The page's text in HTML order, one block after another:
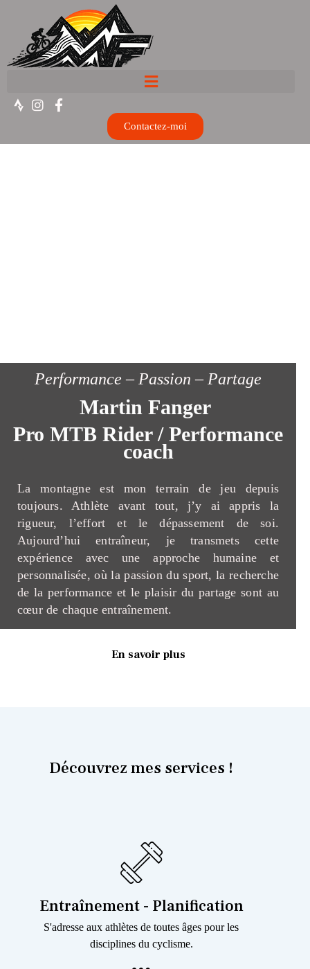
Contactez-moi
Performance – Passion – Partage
Martin Fanger
Pro MTB Rider / Performance
coach
La montagne est mon terrain de jeu depuis
toujours. Athlète avant tout, j’y ai appris la
rigueur, l’effort et le dépassement de soi.
Aujourd’hui entraîneur, je transmets cette
expérience avec une approche humaine et
personnalisée, où la passion du sport, la recherche
de la performance et le plaisir du partage sont au
cœur de chaque entraînement.
En savoir plus
Découvrez mes services !
Entraînement - Planification
S'adresse aux athlètes de toutes âges pour les
disciplines du cyclisme.